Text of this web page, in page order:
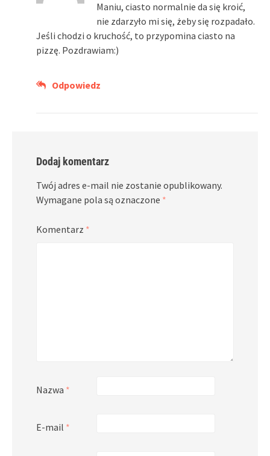
Maniu, ciasto normalnie da się kroić,
nie zdarzyło mi się, żeby się rozpadało.
Jeśli chodzi o kruchość, to przypomina ciasto na
pizzę. Pozdrawiam:)
Odpowiedz
Dodaj komentarz
Twój adres e-mail nie zostanie opublikowany.
Wymagane pola są oznaczone *
Komentarz *
Nazwa *
E-mail *